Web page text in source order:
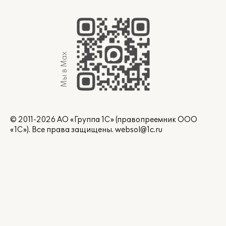
Мы в Max
© 2011-2026 АО «Группа 1С» (правопреемник ООО
«1С»). Все права защищены. websol@1c.ru